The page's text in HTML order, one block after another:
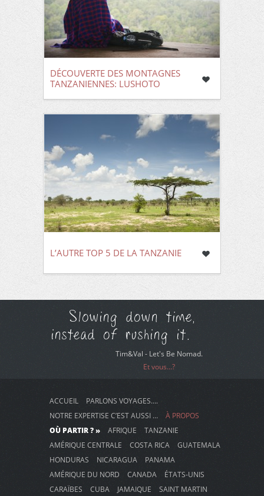
DÉCOUVERTE DES MONTAGNES
TANZANIENNES: LUSHOTO
L’AUTRE TOP 5 DE LA TANZANIE
Slowing down time,
instead of rushing it.
Tim&Val - Let's Be Nomad.
Et vous...?
ACCUEIL
PARLONS VOYAGES….
NOTRE EXPERTISE C’EST AUSSI …
À PROPOS
OÙ PARTIR ? »
AFRIQUE
TANZANIE
AMÉRIQUE CENTRALE
COSTA RICA
GUATEMALA
HONDURAS
NICARAGUA
PANAMA
AMÉRIQUE DU NORD
CANADA
ÉTATS-UNIS
CARAÏBES
CUBA JAMAIQUE SAINT MARTIN